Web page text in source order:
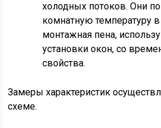
холодных потоков. Они
комнатную температуру
монтажная пена,
установки окон, со
свойства.
Замеры характеристик
схеме.